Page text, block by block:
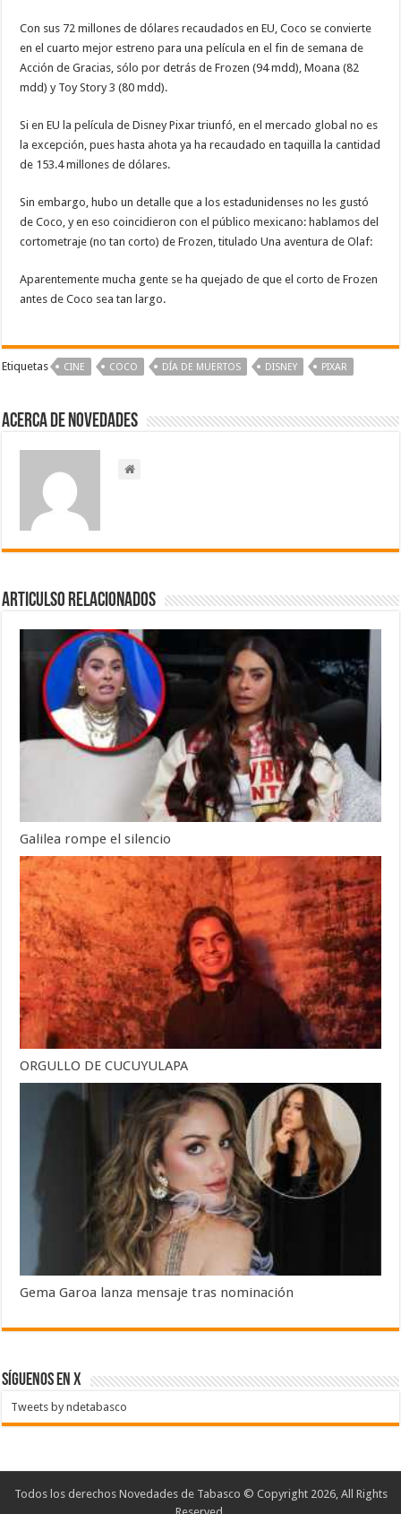
Con sus 72 millones de dólares recaudados en EU, Coco se convierte
en el cuarto mejor estreno para una película en el fin de semana de
Acción de Gracias, sólo por detrás de Frozen (94 mdd), Moana (82
mdd) y Toy Story 3 (80 mdd).
Si en EU la película de Disney Pixar triunfó, en el mercado global no es
la excepción, pues hasta ahota ya ha recaudado en taquilla la cantidad
de 153.4 millones de dólares.
Sin embargo, hubo un detalle que a los estadunidenses no les gustó
de Coco, y en eso coincidieron con el público mexicano: hablamos del
cortometraje (no tan corto) de Frozen, titulado Una aventura de Olaf:
Aparentemente mucha gente se ha quejado de que el corto de Frozen
antes de Coco sea tan largo.
Etiquetas CINE COCO DÍA DE MUERTOS DISNEY PIXAR
Acerca de NOVEDADES
Articulso Relacionados
Galilea rompe el silencio
ORGULLO DE CUCUYULAPA
Gema Garoa lanza mensaje tras nominación
SÍGUENOS EN X
Tweets by ndetabasco
Todos los derechos Novedades de Tabasco © Copyright 2026, All Rights